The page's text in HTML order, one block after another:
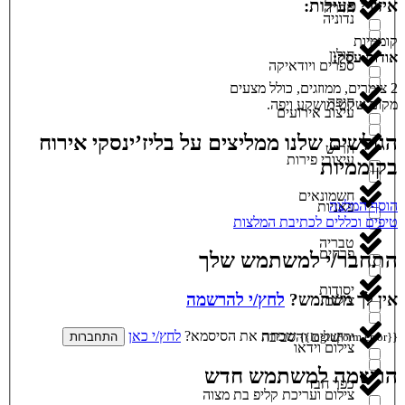
נדוניה
ספרים ויודאיקה
עיצוב אירועים
עיצובי פירות
פאניות
פרחים
צילום
צילום וידאו
צילום ועריכת קליפ בת מצוה
חדרה
חולון
חיפה
חריש
חשמונאים
טבריה
יסודות
ירושלים והסביבה
כפר חבד
איזורי פעילות:
קוממיות
אודות עסק:
2 צימרים, ממוזגים, כולל מצעים
מקום שקט מושקע ויפה.
הגולשים שלנו ממליצים על בליז’ינסקי אירוח
בקוממיות
הוסף המלצה
טיפים וכללים לכתיבת המלצות
התחבר/י למשתמש שלך
אין לך משתמש? לחץ/י להרשמה
{{loginForm.error}} שכחת את הסיסמא? לחץ/י כאן התחברות
הרשמה למשתמש חדש